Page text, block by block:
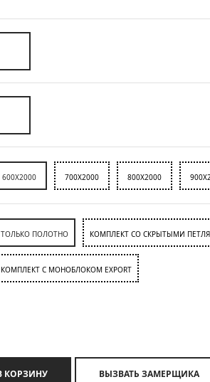
600X2000 700X2000 800X2000
ТОЛЬКО ПОЛОТНО КОМПЛЕКТ СО СКРЫТЫМИ
КОМПЛЕКТ C МОНОБЛОКОМ EXPORT
ДОБАВИТЬ В КОРЗИНУ ВЫЗВАТЬ ЗАМЕРЩИКА